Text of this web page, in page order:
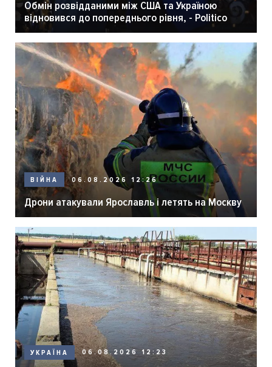
Обмін розвідданими між США та Україною
відновився до попереднього рівня, - Politico
ВІЙНА 06.08.2026 12:26
Дрони атакували Ярославль і летять на Москву
УКРАЇНА 06.08.2026 12:23